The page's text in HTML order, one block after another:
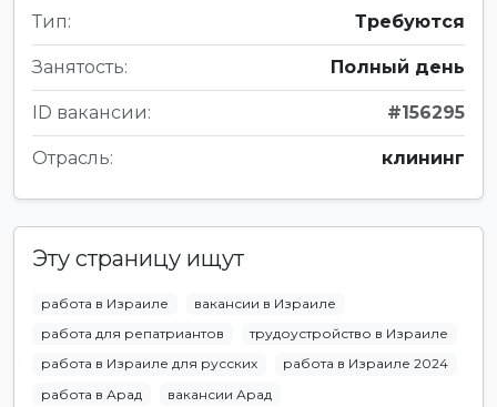
Тип: Требуются
Занятость: Полный день
ID вакансии: #156295
Отрасль: клининг
Эту страницу ищут
работа в Израиле
вакансии в Израиле
работа для репатриантов
трудоустройство в Израиле
работа в Израиле для русских
работа в Израиле 2024
работа в Арад
вакансии Арад